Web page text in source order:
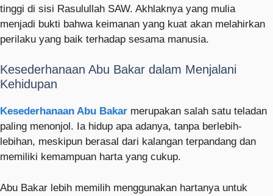
tinggi di sisi Rasulullah SAW. Akhlaknya yang mulia
menjadi bukti bahwa keimanan yang kuat akan melahirkan
perilaku yang baik terhadap sesama manusia.
Kesederhanaan Abu Bakar dalam Menjalani
Kehidupan
Kesederhanaan Abu Bakar merupakan salah satu teladan
paling menonjol. Ia hidup apa adanya, tanpa berlebih-
lebihan, meskipun berasal dari kalangan terpandang dan
memiliki kemampuan harta yang cukup.
Abu Bakar lebih memilih menggunakan hartanya untuk